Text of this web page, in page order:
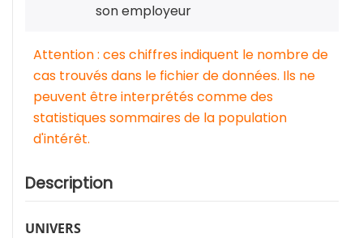
son employeur
Attention : ces chiffres indiquent le nombre de
cas trouvés dans le fichier de données. Ils ne
peuvent être interprétés comme des
statistiques sommaires de la population
d'intérêt.
Description
UNIVERS